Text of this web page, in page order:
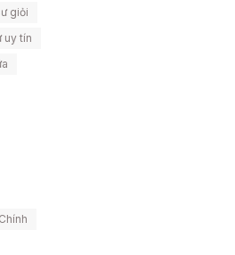
giỏi
uy tín